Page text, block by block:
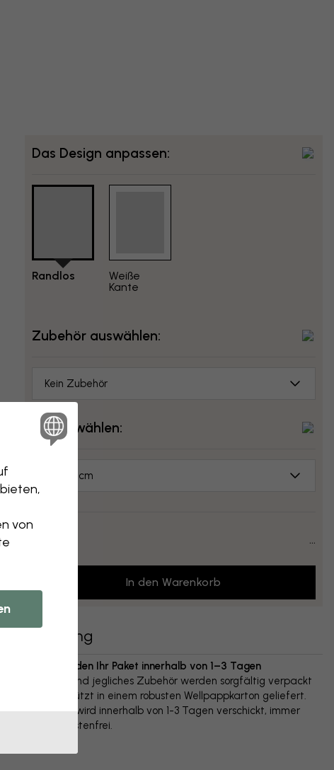
Das Design anpassen:
Randlos
Weiße
Kante
Zubehör auswählen:
Kein Zubehör
Größe wählen:
70x50 cm
...
In den Warenkorb
Lieferung
Wir versenden Ihr Paket innerhalb von 1–3 Tagen
Ihr Poster und jegliches Zubehör werden sorgfältig verpackt
und geschützt in einem robusten Wellpappkarton geliefert.
Das Paket wird innerhalb von 1-3 Tagen verschickt, immer
versandkostenfrei.
von